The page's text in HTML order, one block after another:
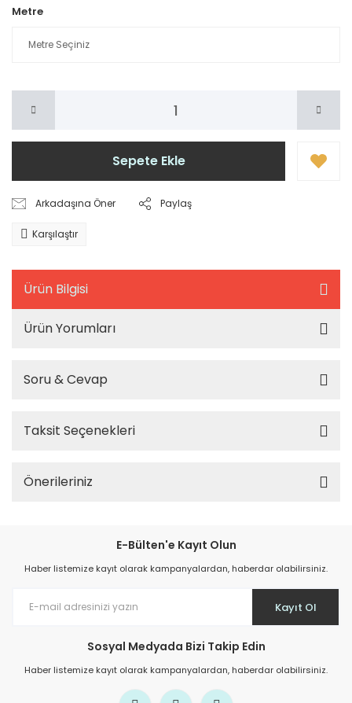
Metre
Sepete Ekle
Arkadaşına Öner Paylaş
Karşılaştır
Ürün Bilgisi
Ürün Yorumları
Soru & Cevap
Taksit Seçenekleri
Önerileriniz
E-Bülten'e Kayıt Olun
Haber listemize kayıt olarak kampanyalardan, haberdar olabilirsiniz.
Kayıt Ol
Sosyal Medyada Bizi Takip Edin
Haber listemize kayıt olarak kampanyalardan, haberdar olabilirsiniz.